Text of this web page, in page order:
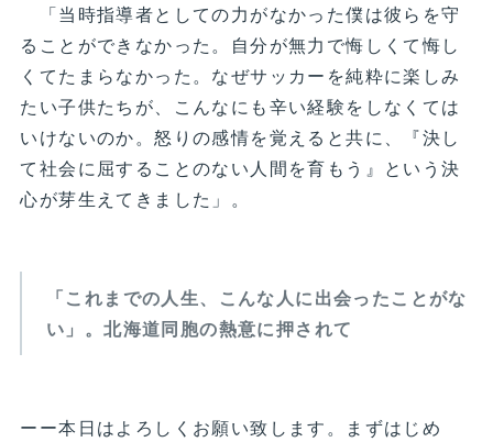
「当時指導者としての力がなかった僕は彼らを守
ることができなかった。自分が無力で悔しくて悔し
くてたまらなかった。なぜサッカーを純粋に楽しみ
たい子供たちが、こんなにも辛い経験をしなくては
いけないのか。怒りの感情を覚えると共に、『決し
て社会に屈することのない人間を育もう』という決
心が芽生えてきました」。
「これまでの人生、こんな人に出会ったことがな
い」。北海道同胞の熱意に押されて
ーー本日はよろしくお願い致します。まずはじめ